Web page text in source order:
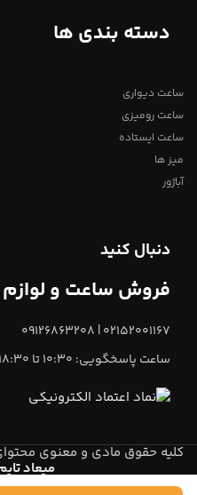
دسته بندی ها
ساعت دیواری
ساعت رومیزی
ساعت ایستاده
میز ها
آباژور
دنبال کنید
فروش ساعت و
02152001167 | 09126863208
ساعت پاسخگویی: 10:30 تا 18:30
کلیه حقوق مادی و معنوی
میعاد